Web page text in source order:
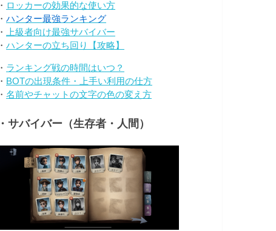
・ ロッカーの効果的な使い方
・ ハンター最強ランキング
・ 上級者向け最強サバイバー
・ ハンターの立ち回り【攻略】
・ ランキング戦の時間はいつ？
・ BOTの出現条件・上手い利用の仕方
・ 名前やチャットの文字の色の変え方
・サバイバー（生存者・人間）